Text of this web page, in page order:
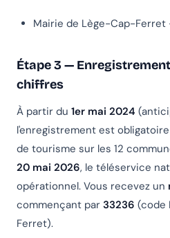
Mairie de Lège-Cap-Ferret
Étape 3 —
chiffres
À partir du 1er mai 2024
l'enregistrement est
de tourisme sur les 12
20 mai 2026, le téléservice
opérationnel. Vous recevez un
commençant par 33236 (code
Ferret).